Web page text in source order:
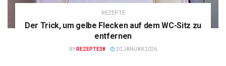
REZEPTE
Der Trick, um gelbe Flecken auf dem WC-Sitz zu
entfernen
BY REZEPTE38 20 JANUAR 2026